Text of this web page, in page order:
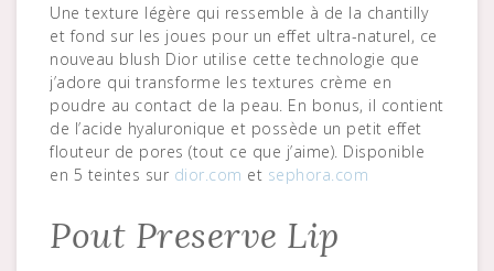
Une texture légère qui ressemble à de la chantilly
et fond sur les joues pour un effet ultra-naturel, ce
nouveau blush Dior utilise cette technologie que
j’adore qui transforme les textures crème en
poudre au contact de la peau. En bonus, il contient
de l’acide hyaluronique et possède un petit effet
flouteur de pores (tout ce que j’aime). Disponible
en 5 teintes sur dior.com et sephora.com
Pout Preserve Lip